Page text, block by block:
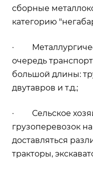
сборные
категорию
·
очередь
большой длины:
двутавров и т.д.;
· Сельское
грузоперевозок
доставляться
тракторы,